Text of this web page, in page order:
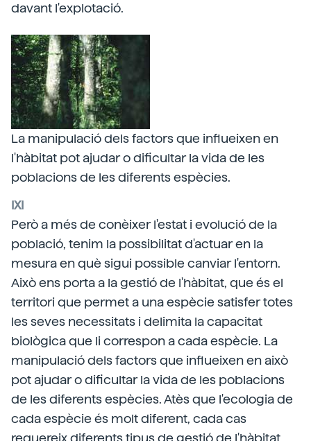
davant l'explotació.
La manipulació dels factors que influeixen en
l'hàbitat pot ajudar o dificultar la vida de les
poblacions de les diferents espècies.
IXI
Però a més de conèixer l'estat i evolució de la
població, tenim la possibilitat d'actuar en la
mesura en què sigui possible canviar l'entorn.
Això ens porta a la gestió de l'hàbitat, que és el
territori que permet a una espècie satisfer totes
les seves necessitats i delimita la capacitat
biològica que li correspon a cada espècie. La
manipulació dels factors que influeixen en això
pot ajudar o dificultar la vida de les poblacions
de les diferents espècies. Atès que l'ecologia de
cada espècie és molt diferent, cada cas
requereix diferents tipus de gestió de l'hàbitat.